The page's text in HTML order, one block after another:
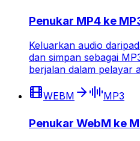
Penukar MP4 ke
Keluarkan audio
dan simpan sebagai
berjalan dalam pelayar
WEBM MP3
Penukar WebM ke